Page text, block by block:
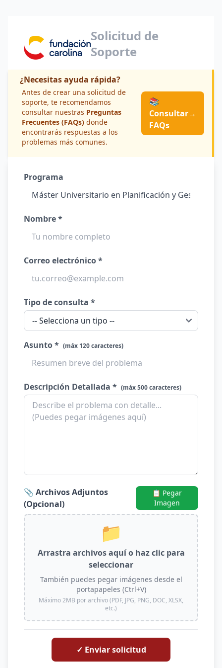
Solicitud de
Soporte
¿Necesitas ayuda rápida?
Antes de crear una solicitud de
soporte, te recomendamos
consultar nuestras Preguntas
Frecuentes (FAQs) donde
encontrarás respuestas a los
problemas más comunes.
📚
Consultar
FAQs
→
Programa
Nombre *
Correo electrónico *
Tipo de consulta *
Asunto * (máx 120 caracteres)
Descripción Detallada * (máx 500 caracteres)
📎 Archivos Adjuntos
(Opcional)
📋 Pegar
Imagen
📁
Arrastra archivos aquí o haz clic para
seleccionar
También puedes pegar imágenes desde el
portapapeles (Ctrl+V)
Máximo 2MB por archivo (PDF, JPG, PNG, DOC, XLSX,
etc.)
✓ Enviar solicitud